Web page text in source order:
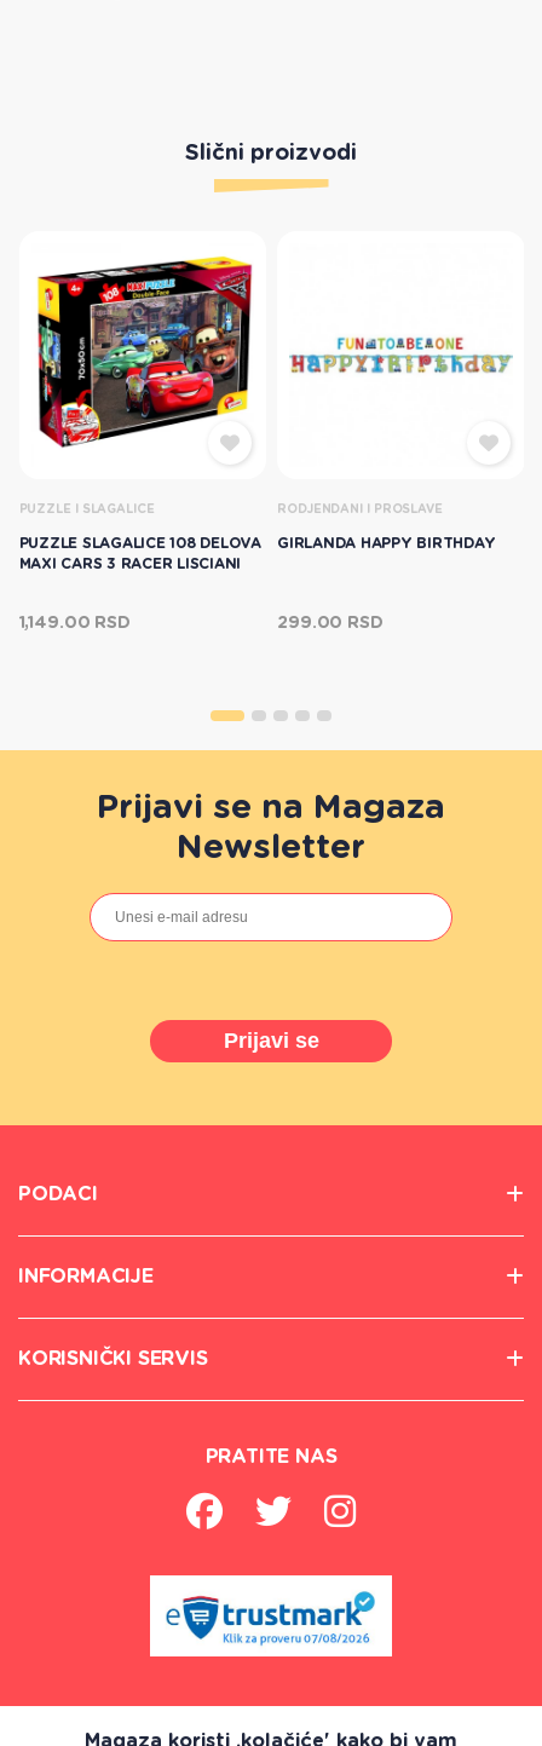
Slični proizvodi
PUZZLE I SLAGALICE
PUZZLE SLAGALICE 108 DELOVA
MAXI CARS 3 RACER LISCIANI
1,149.00 RSD
RODJENDANI I PROSLAVE
GIRLANDA HAPPY BIRTHDAY
299.00 RSD
Prijavi se na Magaza
Newsletter
Prijavi se
PODACI
INFORMACIJE
KORISNIČKI SERVIS
PRATITE NAS
Magaza koristi ,kolačiće' kako bi vam